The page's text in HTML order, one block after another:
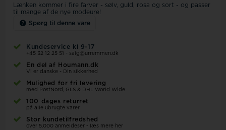
Lænken kommer i fire farver - sølv, guld, rosa og sort - og passer
til mange af de nye modeure!
Spørg til denne vare
Kundeservice kl 9-17
+45 32 12 25 51 - salg@urremmen.dk
En del af Houmann.dk
Vi er danske - Din sikkerhed
Mulighed for fri levering
med PostNord, GLS & DHL World Wide
100 dages returret
på alle ubrugte varer
Stor kundetilfredshed
over 5.000 anmeldeser - læs mere her